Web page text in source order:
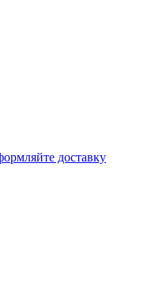
доставку